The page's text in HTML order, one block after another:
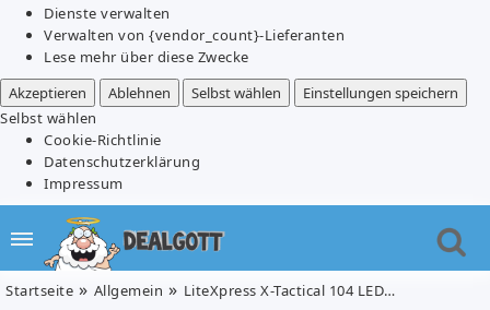
Dienste verwalten
Verwalten von {vendor_count}-Lieferanten
Lese mehr über diese Zwecke
Akzeptieren
Ablehnen Selbst wählen
Einstellungen speichern
Selbst wählen
Cookie-Richtlinie
Datenschutzerklärung
Impressum
Startseite Allgemein LiteXpress X-Tactical 104 LED-Taschenlampe bis zu 190 Lumen für 19,99€